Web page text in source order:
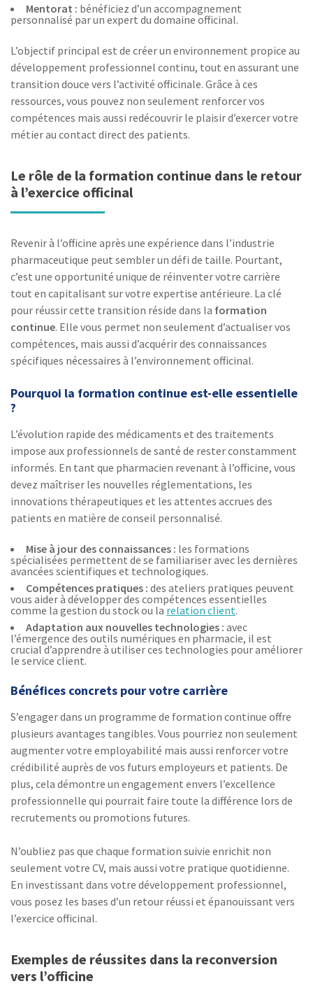
Mentorat : bénéficiez d’un accompagnement
personnalisé par un expert du domaine officinal.
L’objectif principal est de créer un environnement propice au
développement professionnel continu, tout en assurant une
transition douce vers l’activité officinale. Grâce à ces
ressources, vous pouvez non seulement renforcer vos
compétences mais aussi redécouvrir le plaisir d’exercer votre
métier au contact direct des patients.
Le rôle de la formation continue dans le retour
à l’exercice officinal
Revenir à l’officine après une expérience dans l’industrie
pharmaceutique peut sembler un défi de taille. Pourtant,
c’est une opportunité unique de réinventer votre carrière
tout en capitalisant sur votre expertise antérieure. La clé
pour réussir cette transition réside dans la formation
continue. Elle vous permet non seulement d’actualiser vos
compétences, mais aussi d’acquérir des connaissances
spécifiques nécessaires à l’environnement officinal.
Pourquoi la formation continue est-elle essentielle
?
L’évolution rapide des médicaments et des traitements
impose aux professionnels de santé de rester constamment
informés. En tant que pharmacien revenant à l’officine, vous
devez maîtriser les nouvelles réglementations, les
innovations thérapeutiques et les attentes accrues des
patients en matière de conseil personnalisé.
Mise à jour des connaissances : les formations
spécialisées permettent de se familiariser avec les dernières
avancées scientifiques et technologiques.
Compétences pratiques : des ateliers pratiques peuvent
vous aider à développer des compétences essentielles
comme la gestion du stock ou larelation client.
Adaptation aux nouvelles technologies : avec
l’émergence des outils numériques en pharmacie, il est
crucial d’apprendre à utiliser ces technologies pour améliorer
le service client.
Bénéfices concrets pour votre carrière
S’engager dans un programme de formation continue offre
plusieurs avantages tangibles. Vous pourriez non seulement
augmenter votre employabilité mais aussi renforcer votre
crédibilité auprès de vos futurs employeurs et patients. De
plus, cela démontre un engagement envers l’excellence
professionnelle qui pourrait faire toute la différence lors de
recrutements ou promotions futures.
N’oubliez pas que chaque formation suivie enrichit non
seulement votre CV, mais aussi votre pratique quotidienne.
En investissant dans votre développement professionnel,
vous posez les bases d’un retour réussi et épanouissant vers
l’exercice officinal.
Exemples de réussites dans la reconversion
vers l’officine